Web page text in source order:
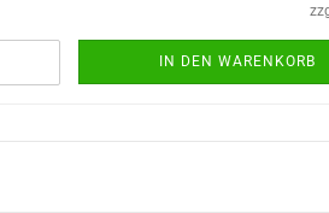
IN DEN WARENKORB